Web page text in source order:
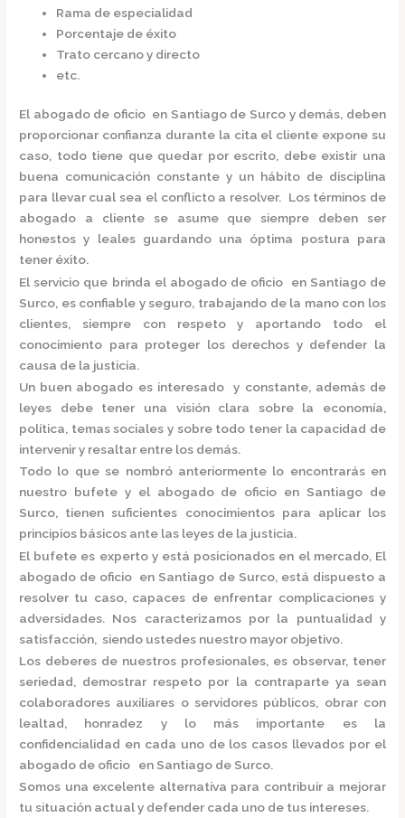
Rama de especialidad
Porcentaje de éxito
Trato cercano y directo
etc.
El abogado de oficio en Santiago de Surco y demás, deben
proporcionar confianza durante la cita el cliente expone su
caso, todo tiene que quedar por escrito, debe existir una
buena comunicación constante y un hábito de disciplina
para llevar cual sea el conflicto a resolver. Los términos de
abogado a cliente se asume que siempre deben ser
honestos y leales guardando una óptima postura para
tener éxito.
El servicio que brinda el abogado de oficio en Santiago de
Surco, es confiable y seguro, trabajando de la mano con los
clientes, siempre con respeto y aportando todo el
conocimiento para proteger los derechos y defender la
causa de la justicia.
Un buen abogado es interesado y constante, además de
leyes debe tener una visión clara sobre la economía,
política, temas sociales y sobre todo tener la capacidad de
intervenir y resaltar entre los demás.
Todo lo que se nombró anteriormente lo encontrarás en
nuestro bufete y el abogado de oficio en Santiago de
Surco, tienen suficientes conocimientos para aplicar los
principios básicos ante las leyes de la justicia.
El bufete es experto y está posicionados en el mercado, El
abogado de oficio en Santiago de Surco, está dispuesto a
resolver tu caso, capaces de enfrentar complicaciones y
adversidades. Nos caracterizamos por la puntualidad y
satisfacción, siendo ustedes nuestro mayor objetivo.
Los deberes de nuestros profesionales, es observar, tener
seriedad, demostrar respeto por la contraparte ya sean
colaboradores auxiliares o servidores públicos, obrar con
lealtad, honradez y lo más importante es la
confidencialidad en cada uno de los casos llevados por el
abogado de oficio en Santiago de Surco.
Somos una excelente alternativa para contribuir a mejorar
tu situación actual y defender cada uno de tus intereses.